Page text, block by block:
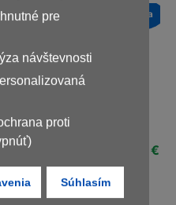
fungovanie
pre
návštevnosti
reklama
podvodom (nedá sa vypnúť)
proti
Súhlasím
Novinka
20
cena
bola:
cena
je:
Novinka
Pôvodná
cena
bola:
78,00 €.
€